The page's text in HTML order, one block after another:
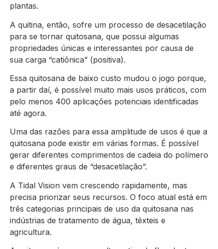
plantas.
A quitina, então, sofre um processo de desacetilação
para se tornar quitosana, que possui algumas
propriedades únicas e interessantes por causa de
sua carga “catiônica” (positiva).
Essa quitosana de baixo custo mudou o jogo porque,
a partir daí, é possível muito mais usos práticos, com
pelo menos 400 aplicações potenciais identificadas
até agora.
Uma das razões para essa amplitude de usos é que a
quitosana pode existir em várias formas. É possível
gerar diferentes comprimentos de cadeia do polímero
e diferentes graus de “desacetilação”.
A Tidal Vision vem crescendo rapidamente, mas
precisa priorizar seus recursos. O foco atual está em
três categorias principais de uso da quitosana nas
indústrias de tratamento de água, têxteis e
agricultura.